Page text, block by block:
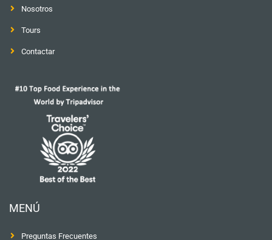
Nosotros
Tours
Contactar
MENÚ
Preguntas Frecuentes